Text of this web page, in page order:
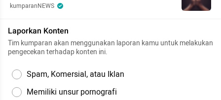
kumparanNEWS
Laporkan Konten
Tim kumparan akan menggunakan laporan kamu untuk melakukan
pengecekan terhadap konten ini.
Spam, Komersial, atau Iklan
Memiliki unsur pornografi